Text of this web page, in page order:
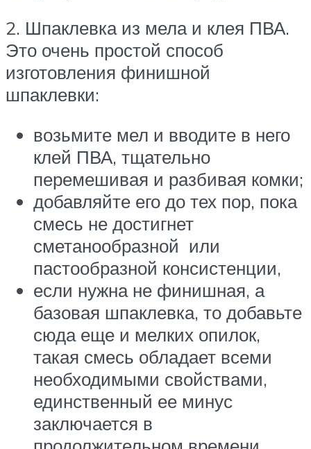
2. Шпаклевка из мела и клея ПВА.
Это очень простой способ
изготовления финишной
шпаклевки:
возьмите мел и вводите в него
клей ПВА, тщательно
перемешивая и разбивая комки;
добавляйте его до тех пор, пока
смесь не достигнет
сметанообразной или
пастообразной консистенции,
если нужна не финишная, а
базовая шпаклевка, то добавьте
сюда еще и мелких опилок,
такая смесь обладает всеми
необходимыми свойствами,
единственный ее минус
заключается в